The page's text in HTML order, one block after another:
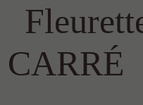
CARRÉ